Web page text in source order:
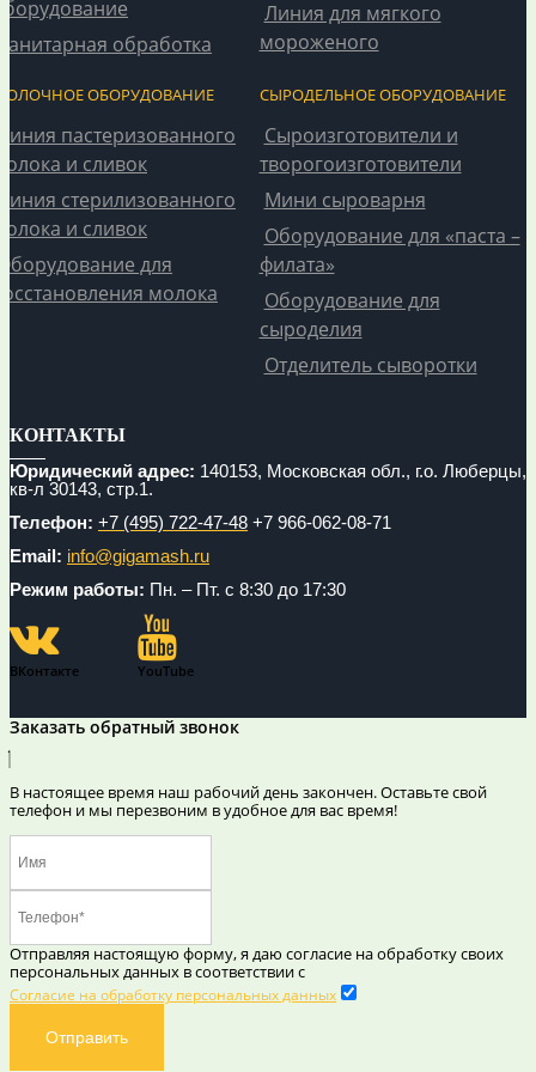
обработка
Линия для мягкого
мороженого
ОБОРУДОВАНИЕ
пастеризованного
и сливок
стерилизованного
и сливок
для
молока
СЫРОДЕЛЬНОЕ ОБОРУДОВАНИЕ
Сыроизготовители и
творогоизготовители
Мини сыроварня
Оборудование для «паста –
филата»
Оборудование для
сыроделия
Отделитель сыворотки
КОНТАКТЫ
Юридический адрес: 140153, Московская обл., г.о. Люберцы,
кв-л 30143, стр.1.
Телефон: +7 (495) 722-47-48 +7 966-062-08-71
Email: info@gigamash.ru
Режим работы: Пн. – Пт. с 8:30 до 17:30
ВКонтакте YouTube
Заказать обратный звонок
В настоящее время наш рабочий день закончен. Оставьте свой
телефон и мы перезвоним в удобное для вас время!
Отправляя настоящую форму, я даю согласие на обработку своих
персональных данных в соответствии с
Согласие на обработку персональных данных
Отправить